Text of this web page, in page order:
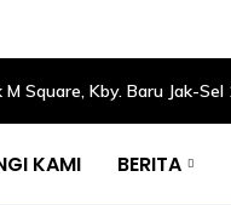
Square, Kby. Baru Jak-Sel
KAMI BERITA